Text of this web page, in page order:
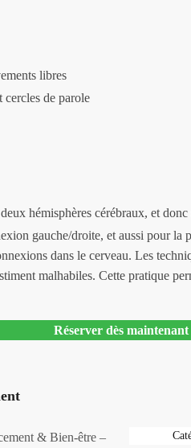
libres
cercles de parole
hémisphères cérébraux, et
gauche/droite, et aussi pour
dans le cerveau. Les
malhabiles. Cette pratique
Réserver dès maintenant
& Bien-être –